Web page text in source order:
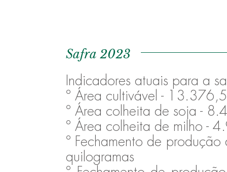
Safra 2023
Indicadores atuais para a
º Área cultivável -
º Área colheita de soja -
º Área colheita de milho -
º Fechamento de
quilogramas